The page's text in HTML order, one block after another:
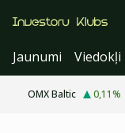
Jaunumi
Viedokļi
OMX Baltic 0,11%